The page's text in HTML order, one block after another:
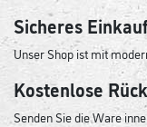
Sicheres
Unser Shop ist mit
Kostenlose
Senden Sie die Ware